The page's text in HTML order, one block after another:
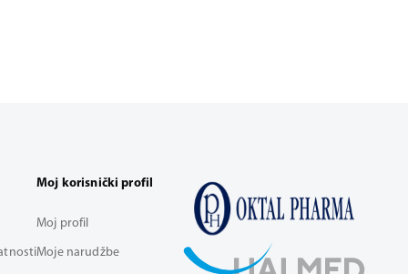
Moj korisnički profil
Moj profil
Moje narudžbe